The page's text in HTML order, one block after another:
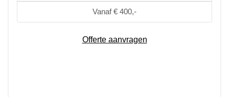
Vanaf € 400,-
Offerte aanvragen